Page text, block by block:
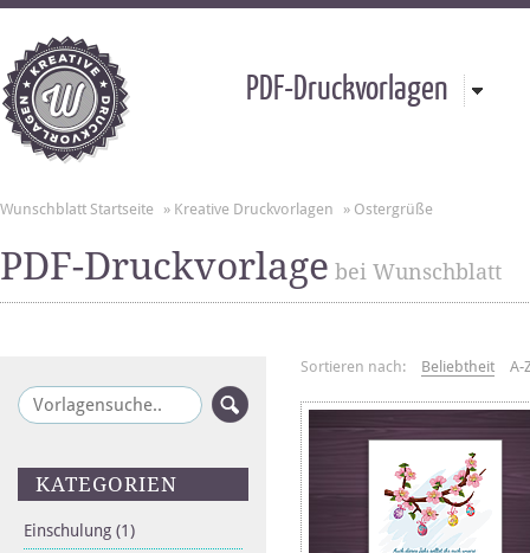
PDF-Druckvorlagen
Wunschblatt Startseite » Kreative Druckvorlagen » Ostergrüße
PDF-Druckvorlage bei Wunschblatt
KATEGORIEN
Einschulung (1)
Sortieren nach: Beliebtheit A-